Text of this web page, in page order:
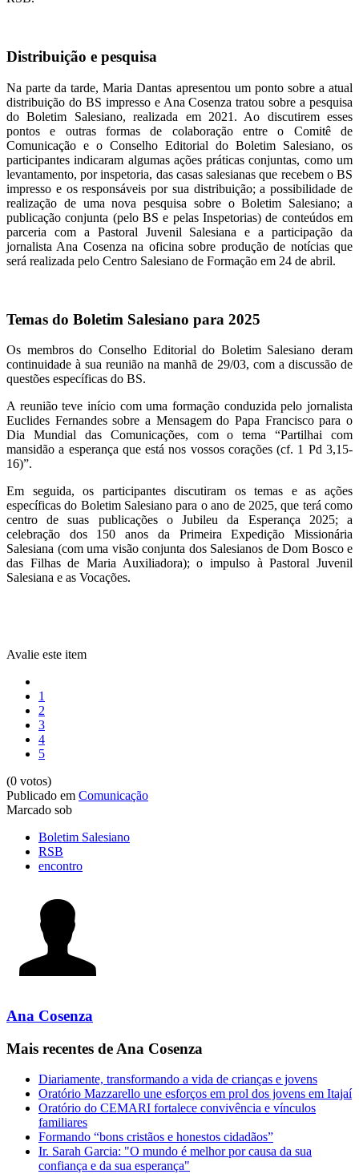
Distribuição e pesquisa
Na parte da tarde, Maria Dantas apresentou um ponto sobre a atual
distribuição do BS impresso e Ana Cosenza tratou sobre a pesquisa
do Boletim Salesiano, realizada em 2021. Ao discutirem esses
pontos e outras formas de colaboração entre o Comitê de
Comunicação e o Conselho Editorial do Boletim Salesiano, os
participantes indicaram algumas ações práticas conjuntas, como um
levantamento, por inspetoria, das casas salesianas que recebem o BS
impresso e os responsáveis por sua distribuição; a possibilidade de
realização de uma nova pesquisa sobre o Boletim Salesiano; a
publicação conjunta (pelo BS e pelas Inspetorias) de conteúdos em
parceria com a Pastoral Juvenil Salesiana e a participação da
jornalista Ana Cosenza na oficina sobre produção de notícias que
será realizada pelo Centro Salesiano de Formação em 24 de abril.
Temas do Boletim Salesiano para 2025
Os membros do Conselho Editorial do Boletim Salesiano deram
continuidade à sua reunião na manhã de 29/03, com a discussão de
questões específicas do BS.
A reunião teve início com uma formação conduzida pelo jornalista
Euclides Fernandes sobre a Mensagem do Papa Francisco para o
Dia Mundial das Comunicações, com o tema “Partilhai com
mansidão a esperança que está nos vossos corações (cf. 1 Pd 3,15-
16)”.
Em seguida, os participantes discutiram os temas e as ações
específicas do Boletim Salesiano para o ano de 2025, que terá como
centro de suas publicações o Jubileu da Esperança 2025; a
celebração dos 150 anos da Primeira Expedição Missionária
Salesiana (com uma visão conjunta dos Salesianos de Dom Bosco e
das Filhas de Maria Auxiliadora); o impulso à Pastoral Juvenil
Salesiana e as Vocações.
Avalie este item
1
2
3
4
5
(0 votos)
Publicado em Comunicação
Marcado sob
Boletim Salesiano
RSB
encontro
Ana Cosenza
Mais recentes de Ana Cosenza
Diariamente, transformando a vida de crianças e jovens
Oratório Mazzarello une esforços em prol dos jovens em Itajaí
Oratório do CEMARI fortalece convivência e vínculos
familiares
Formando “bons cristãos e honestos cidadãos”
Ir. Sarah Garcia: "O mundo é melhor por causa da sua
confiança e da sua esperança"